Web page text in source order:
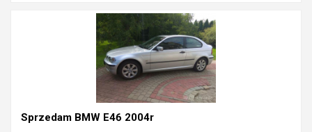
Sprzedam BMW E46 2004r